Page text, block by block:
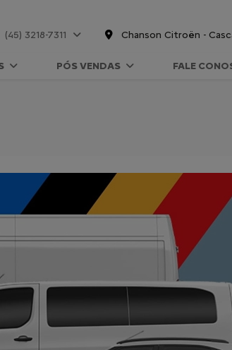
(45) 3218-7311 Chanson Citroën -
PÓS VENDAS FALE